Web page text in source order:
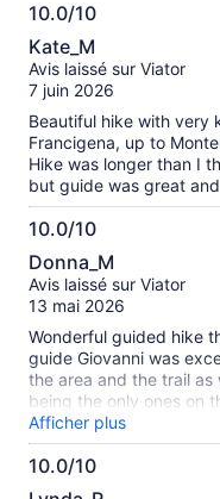
10.0/10
10.0
sur
10
Kate_M
Avis laissé sur Viator
7 juin 2026
Beautiful hike with very
Francigena, up to
Hike was longer than I
but guide was great
10.0/10
10.0
sur
10
Donna_M
Avis laissé sur Viator
13 mai 2026
Wonderful guided hike
guide Giovanni was
the area and the trail as
being the only ones on
shoes - part of the trail
overall a doable hike.
stayed there for lunch
Afficher plus
10.0/10
10.0